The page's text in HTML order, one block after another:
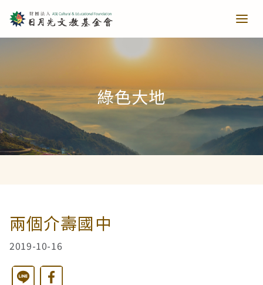
青少培育
助力培育
樂讀種書
教育推廣
當主播遇上古人第一季
藝文扎根
綠色大地
兩個介壽國中
2019-10-16
Line